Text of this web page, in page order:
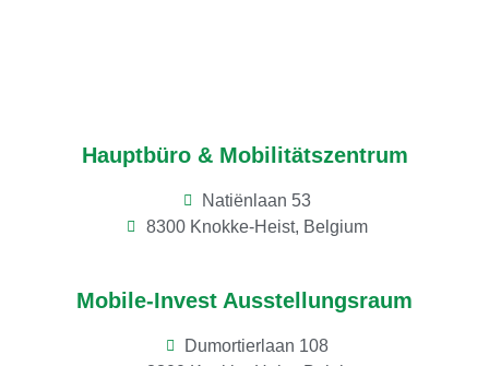
Hauptbüro & Mobilitätszentrum
Natiënlaan 53
8300 Knokke-Heist, Belgium
Mobile-Invest Ausstellungsraum
Dumortierlaan 108